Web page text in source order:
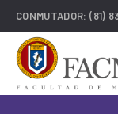
CONMUTADOR:(81)